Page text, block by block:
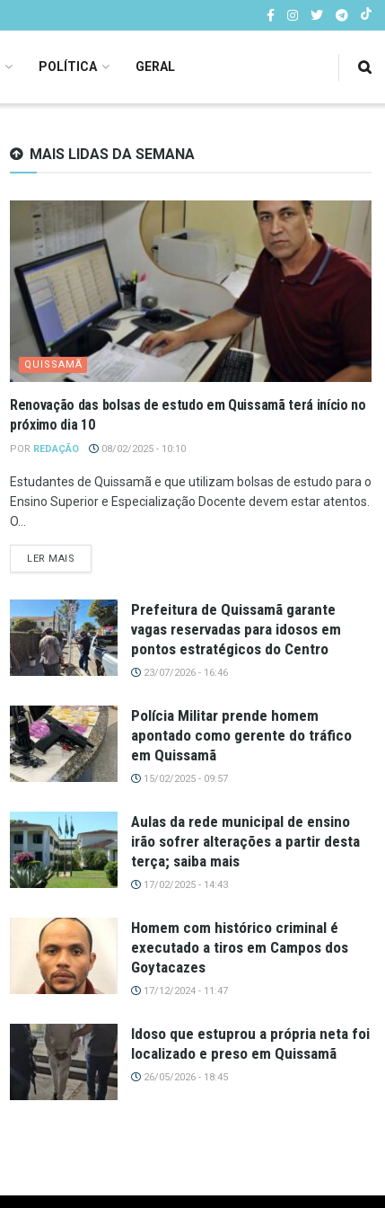
POLÍTICA GERAL
MAIS LIDAS DA SEMANA
QUISSAMÃ
Renovação das bolsas de estudo em Quissamã terá início no
próximo dia 10
POR REDAÇÃO 08/02/2025 - 10:10
Estudantes de Quissamã e que utilizam bolsas de estudo para o
Ensino Superior e Especialização Docente devem estar atentos.
O...
LER MAIS
Prefeitura de Quissamã garante
vagas reservadas para idosos em
pontos estratégicos do Centro
23/07/2026 - 16:46
Polícia Militar prende homem
apontado como gerente do tráfico
em Quissamã
15/02/2025 - 09:57
Aulas da rede municipal de ensino
irão sofrer alterações a partir desta
terça; saiba mais
17/02/2025 - 14:43
Homem com histórico criminal é
executado a tiros em Campos dos
Goytacazes
17/12/2024 - 11:47
Idoso que estuprou a própria neta foi
localizado e preso em Quissamã
26/05/2026 - 18:45